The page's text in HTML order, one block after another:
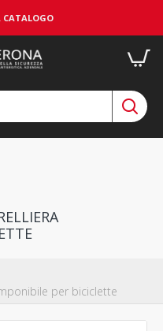
CATALOGO
per biciclette